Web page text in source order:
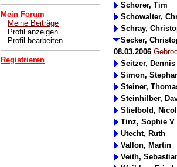
Mein Forum
Meine Beiträge
Profil anzeigen
Profil bearbeiten
Registrieren
Schorer, Tim
Schowalter,
Schray,
Secker,
08.03.2006
Seitzer, Dennis
Simon,
Steiner,
Steinhilber,
Stiefbold,
Tinz, Sophie V
Utecht, Ruth
Vallon, Martin
Veith,